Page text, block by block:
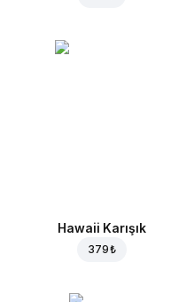
Hawaii Karışık
379 ₺